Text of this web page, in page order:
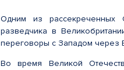
Одним из рассекреченных
разведчика в
переговоры с Западом через
Во время Великой